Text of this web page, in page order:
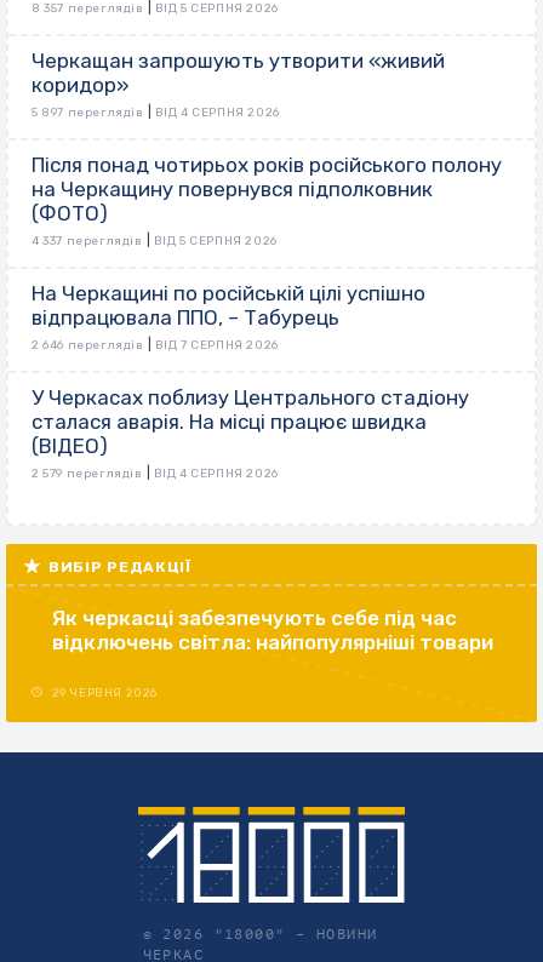
8 357 переглядів ВІД 5 СЕРПНЯ 2026
Черкащан запрошують утворити «живий
коридор»
5 897 переглядів ВІД 4 СЕРПНЯ 2026
Після понад чотирьох років російського полону
на Черкащину повернувся підполковник
(ФОТО)
4 337 переглядів ВІД 5 СЕРПНЯ 2026
На Черкащині по російській цілі успішно
відпрацювала ППО, – Табурець
2 646 переглядів ВІД 7 СЕРПНЯ 2026
У Черкасах поблизу Центрального стадіону
сталася аварія. На місці працює швидка
(ВІДЕО)
2 579 переглядів ВІД 4 СЕРПНЯ 2026
ВИБІР РЕДАКЦІЇ
Як черкасці забезпечують себе під час
відключень світла: найпопулярніші товари
29 ЧЕРВНЯ 2026
© 2026 "18000" – НОВИНИ
ЧЕРКАС